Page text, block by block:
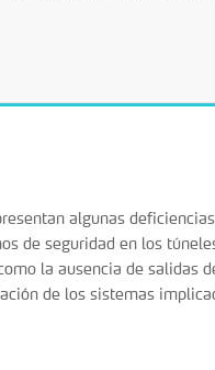
algunas
de seguridad en los
la ausencia de salidas
de los sistemas